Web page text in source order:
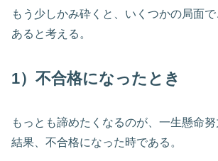
もう少しかみ砕くと、いくつかの局面
あると考える。
1）不合格になったとき
もっとも諦めたくなるのが、一生懸命
結果、不合格になった時である。